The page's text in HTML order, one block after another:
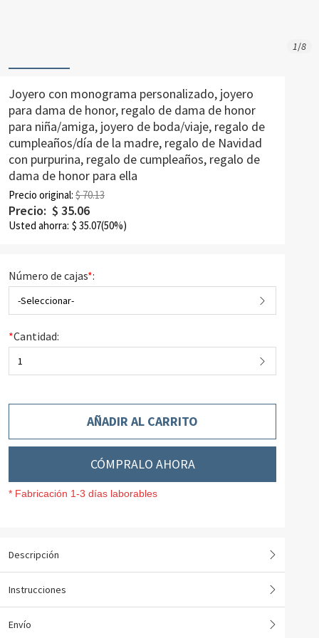
1/8
Joyero con monograma personalizado, joyero
para dama de honor, regalo de dama de honor
para niña/amiga, joyero de boda/viaje, regalo de
cumpleaños/día de la madre, regalo de Navidad
con purpurina, regalo de cumpleaños, regalo de
dama de honor para ella
Precio original: $ 70.13
Precio: $ 35.06
Usted ahorra: $ 35.07(50%)
Número de cajas*:
-Seleccionar-
*Cantidad:
1
AÑADIR AL CARRITO
CÓMPRALO AHORA
* Fabricación 1-3 días laborables
Descripción
Instrucciones
Envío